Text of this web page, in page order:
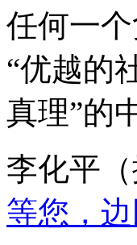
任何一
“优越的
真理”的
李化平（
等您，